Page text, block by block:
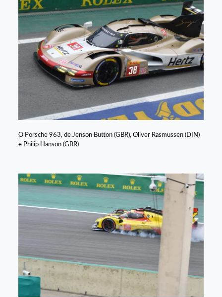
O Porsche 963, de Jenson Button (GBR), Oliver Rasmussen (DIN)
e Philip Hanson (GBR)